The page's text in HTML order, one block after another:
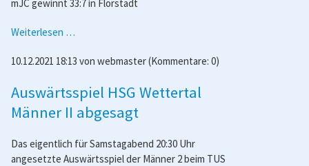
mJC gewinnt 33:7 in Florstadt
Weiterlesen …
-
C-
Jugend
10.12.2021 18:13 von webmaster(Kommentare: 0)
Auswärtsspiel HSG Wettertal
Männer II abgesagt
Das eigentlich für Samstagabend 20:30 Uhr
angesetzte Auswärtsspiel der Männer 2 beim TUS